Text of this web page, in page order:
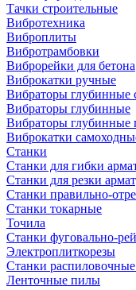
Тачки строительные
Вибротехника
Виброплиты
Вибротрамбовки
Виброрейки для бетона
Виброкатки ручные
Вибраторы глубинные
Вибраторы глубинные
Вибраторы глубинные
Виброкатки
Станки
Станки для гибки
Станки для резки
Станки правильно-
Станки токарные
Точила
Станки фуговально-
Электроплиткорезы
Станки
Ленточные пилы